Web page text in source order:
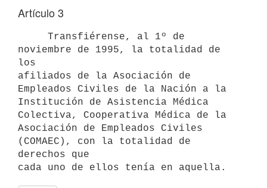
Artículo 3
noviembre de 1995, la totalidad de
los
afiliados de la Asociación de
Empleados Civiles de la Nación a la
Institución de Asistencia Médica
Colectiva, Cooperativa Médica de la
Asociación de Empleados Civiles
(COMAEC), con la totalidad de
derechos que